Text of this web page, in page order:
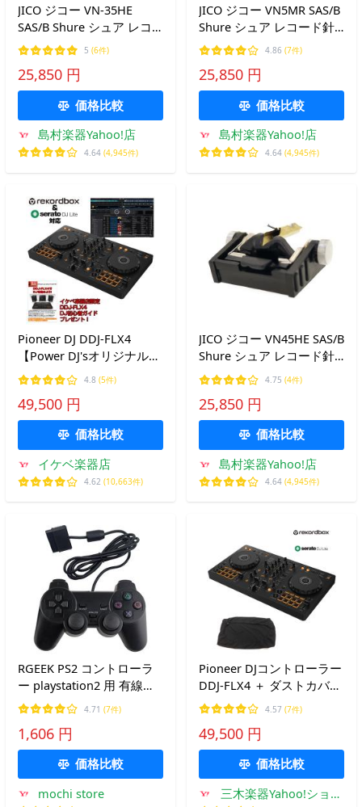
JICO ジコー VN-35HE
SAS/B Shure シュア レコ
ード針 192-VN35HE
5 (6件)
25,850 円
価格比較
島村楽器Yahoo!店
4.64 (4,945件)
JICO ジコー VN5MR SAS/B
Shure シュア レコード針
192-VN5MR
4.86 (7件)
25,850 円
価格比較
島村楽器Yahoo!店
4.64 (4,945件)
Pioneer DJ DDJ-FLX4
【Power DJ'sオリジナル
DDJ-FLX4初心者DJスター
トガイド付属】【無償ダウ
ンロード版rekordbox対
応】
4.8 (5件)
49,500 円
価格比較
イケベ楽器店
4.62 (10,663件)
JICO ジコー VN45HE SAS/B
Shure シュア レコード針
192-VN45HE 4.75 (4件)
25,850 円
価格比較
島村楽器Yahoo!店
4.64 (4,945件)
RGEEK PS2 コントローラ
ー playstation2 用 有線コ
ントロ ーラー 人体工学 二
重振動
4.71 (7件)
1,606 円
価格比較
mochi store
Pioneer DJコントローラー
DDJ-FLX4 ＋ ダストカバー
付き 《rekordbox / Serato
DJ Lite 対応》【DDJ-400
後続機種】
4.57 (7件)
49,500 円
価格比較
三木楽器Yahoo!ショッ